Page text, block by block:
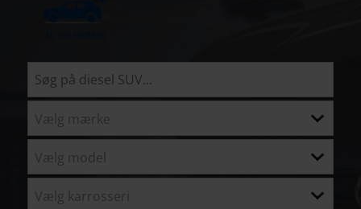
Vælg mærke
Vælg model
Vælg karrosseri